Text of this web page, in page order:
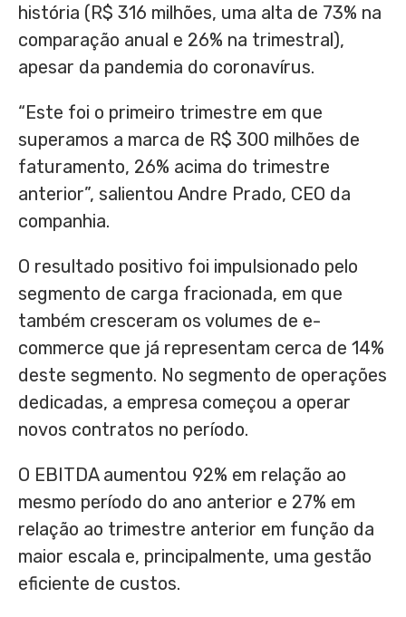
história (R$ 316 milhões, uma alta de 73% na
comparação anual e 26% na trimestral),
apesar da pandemia do coronavírus.
“Este foi o primeiro trimestre em que
superamos a marca de R$ 300 milhões de
faturamento, 26% acima do trimestre
anterior”, salientou Andre Prado, CEO da
companhia.
O resultado positivo foi impulsionado pelo
segmento de carga fracionada, em que
também cresceram os volumes de e-
commerce que já representam cerca de 14%
deste segmento. No segmento de operações
dedicadas, a empresa começou a operar
novos contratos no período.
O EBITDA aumentou 92% em relação ao
mesmo período do ano anterior e 27% em
relação ao trimestre anterior em função da
maior escala e, principalmente, uma gestão
eficiente de custos.